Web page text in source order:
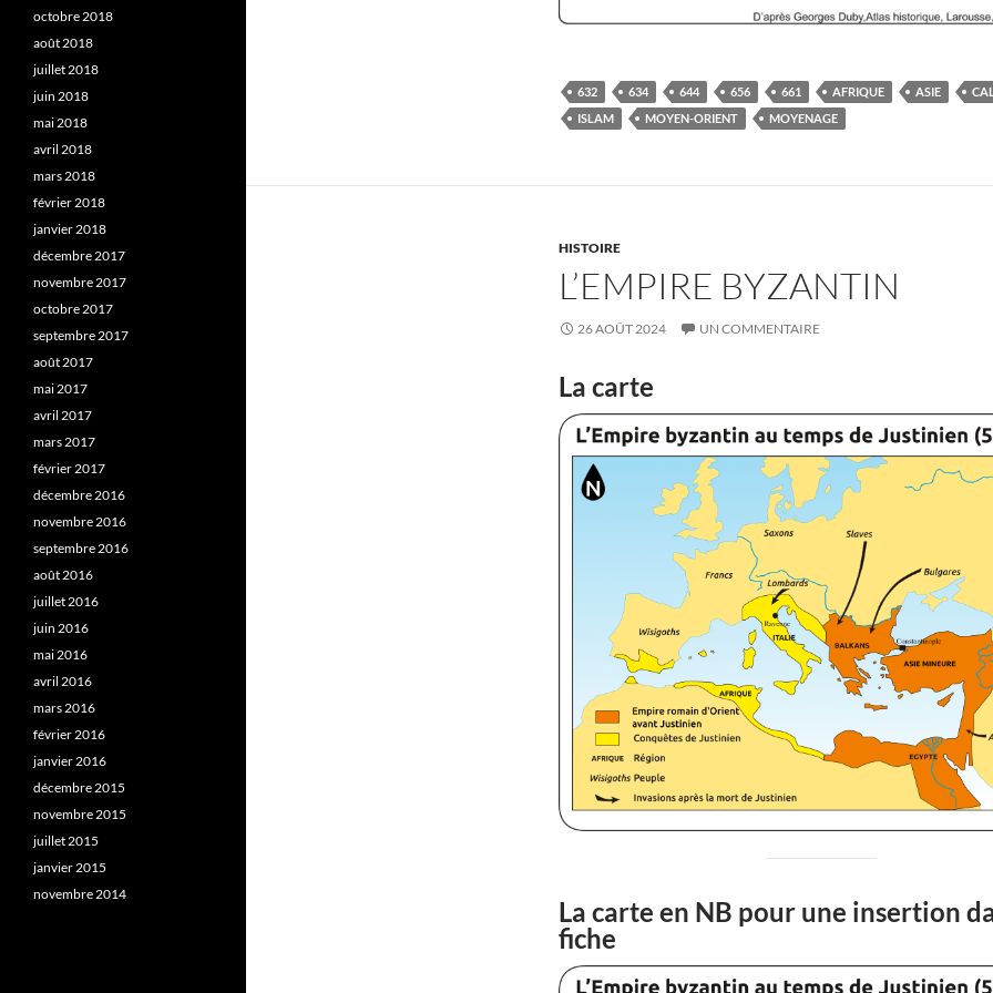
632 634 644 656 661 AFRIQUE ASIE
ISLAM
MOYEN-ORIENT MOYENAGE
HISTOIRE
L’EMPIRE BYZANTIN
26 AOÛT 2024 UN COMMENTAIRE
La carte
La carte en NB pour une insertion
fiche
octobre 2018
août 2018
juillet 2018
juin 2018
mai 2018
avril 2018
mars 2018
février 2018
janvier 2018
décembre 2017
novembre 2017
octobre 2017
septembre 2017
août 2017
mai 2017
avril 2017
mars 2017
février 2017
décembre 2016
novembre 2016
septembre 2016
août 2016
juillet 2016
juin 2016
mai 2016
avril 2016
mars 2016
février 2016
janvier 2016
décembre 2015
novembre 2015
juillet 2015
janvier 2015
novembre 2014